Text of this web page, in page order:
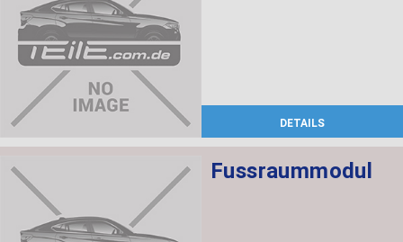
DETAILS
Fussraummodul